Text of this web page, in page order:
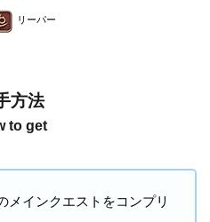
リーパー
方法
to get
メインクエストをコンプリ